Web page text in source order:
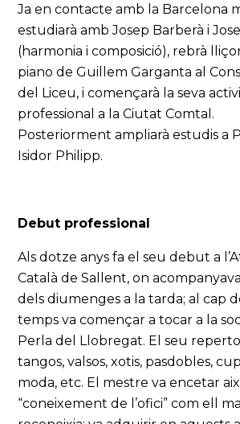
Ja en contacte amb la Barcelona
estudiarà amb Josep Barberà i
(harmonia i composició), rebrà
piano de Guillem Garganta al
del Liceu, i començarà la seva
professional a la Ciutat Comtal.
Posteriorment ampliarà estudis a
Isidor Philipp.
Debut professional
Als dotze anys fa el seu debut a
Català de Sallent, on
dels diumenges a la tarda; al cap
temps va començar a tocar a la
Perla del Llobregat. El seu
tangos, valsos, xotis, pasdobles,
moda, etc. El mestre va encetar
“coneixement de l’ofici” com ell